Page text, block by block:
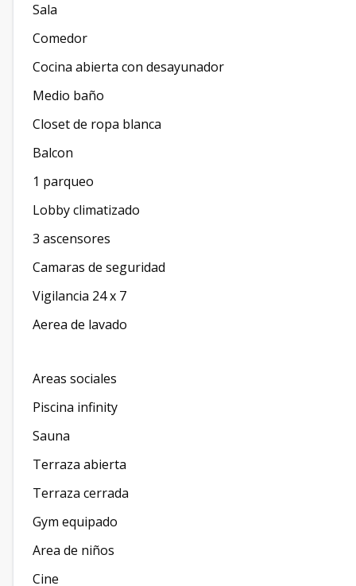
Sala
Comedor
Cocina abierta con desayunador
Medio baño
Closet de ropa blanca
Balcon
1 parqueo
Lobby climatizado
3 ascensores
Camaras de seguridad
Vigilancia 24 x 7
Aerea de lavado
Areas sociales
Piscina infinity
Sauna
Terraza abierta
Terraza cerrada
Gym equipado
Area de niños
Cine